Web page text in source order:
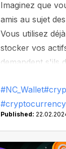
Imaginez que
amis au sujet
Vous utilisez
stocker vos
demandent s'ils
qu'ils ont tout
monde des
#NC_Wallet
#cryptocurrency
Published: